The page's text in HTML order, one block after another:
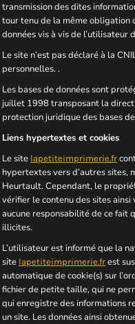
transmission des dites
tour tenu de la même obligation
données vis à vis de l’utilisateur
Le site n’est pas déclaré à la
personnelles. .
Les bases de données sont
juillet 1998 transposant la
protection juridique des bases
Liens hypertextes et cookies
Le site lapetiteimprimerie.fr
hypertextes vers d’autres sites,
Heurtault. Cependant, le
vérifier le contenu des sites ainsi
aucune responsabilité de ce fait
illicites.
L’utilisateur est informé que la
site lapetiteimprimerie.fr est
automatique de cookie(s) sur
fichier de petite taille, qui ne
qui enregistre des informations
un site. Les données ainsi